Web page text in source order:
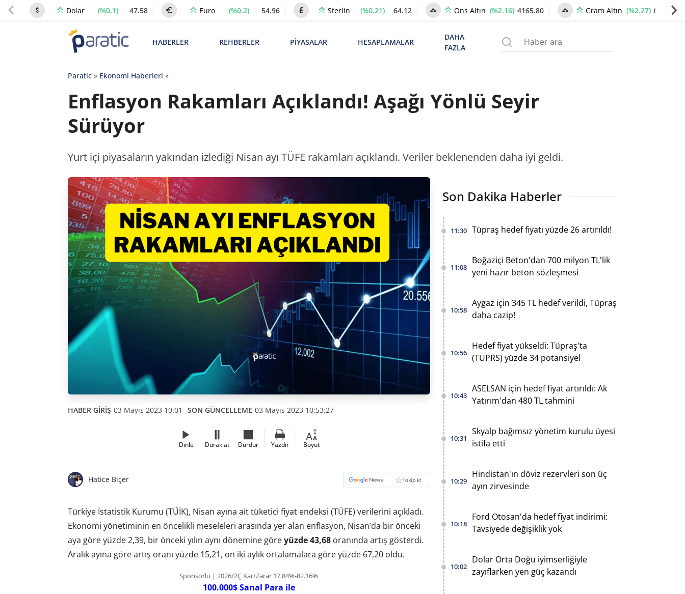
Dolar (%0.1) 47.58 Euro (%0.2) 54.96 Sterlin (%0.21) 64.12 Ons Altın (%2.16) 4165.80 Gram Altın (%2.27) 6372.67
HABERLER REHBERLER PİYASALAR HESAPLAMALAR
DAHA
FAZLA
Paratic» Ekonomi Haberleri »
Enflasyon Rakamları Açıklandı! Aşağı Yönlü Seyir
Sürüyor
Yurt içi piyasaların yakından izlediği Nisan ayı TÜFE rakamları açıklandı. Veriler beklenenden daha iyi geldi.
HABER GİRİŞ 03 Mayıs 2023 10:01 SON GÜNCELLEME 03 Mayıs 2023 10:53:27
Dinle Duraklat Durdur Yazdır Boyut
Hatice Biçer
Türkiye İstatistik Kurumu (TÜİK), Nisan ayına ait tüketici fiyat endeksi (TÜFE) verilerini açıkladı.
Ekonomi yönetiminin en öncelikli meseleleri arasında yer alan enflasyon, Nisan’da bir önceki
aya göre yüzde 2,39, bir önceki yılın aynı dönemine göreyüzde 43,68oranında artış gösterdi.
Aralık ayına göre artış oranı yüzde 15,21, on iki aylık ortalamalara göre yüzde 67,20 oldu.
Sponsorlu | 2026/2Ç Kar/Zarar 17.84%-82.16%
100.000$ Sanal Para ile
Son Dakika Haberler
11:30 Tüpraş hedef fiyatı yüzde 26 artırıldı!
11:08
Boğaziçi Beton'dan 700 milyon TL'lik
yeni hazır beton sözleşmesi
10:58
Aygaz için 345 TL hedef verildi, Tüpraş
daha cazip!
10:56
Hedef fiyat yükseldi: Tüpraş'ta
(TUPRS) yüzde 34 potansiyel
10:43
ASELSAN için hedef fiyat artırıldı: Ak
Yatırım'dan 480 TL tahmini
10:31
Skyalp bağımsız yönetim kurulu üyesi
istifa etti
10:29
Hindistan'ın döviz rezervleri son üç
ayın zirvesinde
10:18
Ford Otosan'da hedef fiyat indirimi:
Tavsiyede değişiklik yok
10:02
Dolar Orta Doğu iyimserliğiyle
zayıflarken yen güç kazandı